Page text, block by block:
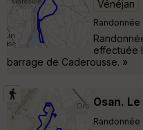
Vénéjan
effectuée
barrage de Caderousse. »
Osan.